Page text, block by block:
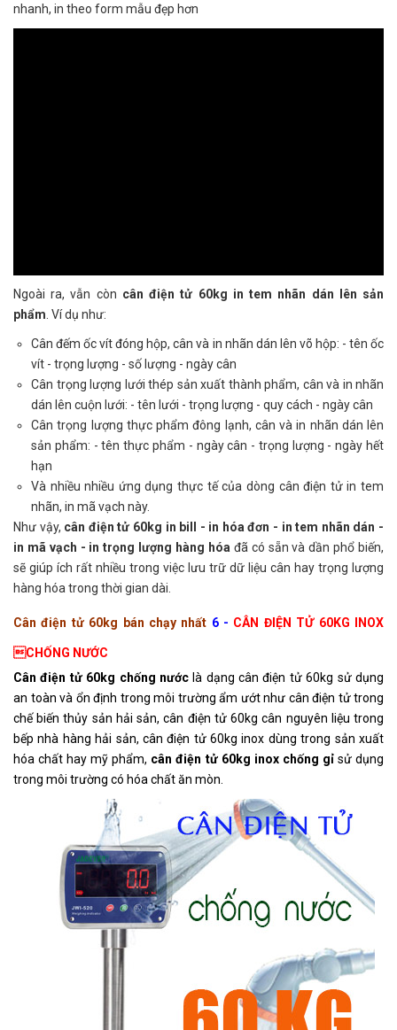
nhanh, in theo form mẫu đẹp hơn
Ngoài ra, vẫn còn cân điện tử 60kg in tem nhãn dán lên sản
phẩm . Ví dụ như:
Cân đếm ốc vít đóng hộp, cân và in nhãn dán lên võ hộp: - tên ốc
vít - trọng lượng - số lượng - ngày cân
Cân trọng lượng lưới thép sản xuất thành phẩm, cân và in nhãn
dán lên cuộn lưới: - tên lưới - trọng lượng - quy cách - ngày cân
Cân trọng lượng thực phẩm đông lạnh, cân và in nhãn dán lên
sản phẩm: - tên thực phẩm - ngày cân - trọng lượng - ngày hết
hạn
Và nhiều nhiều ứng dụng thực tế của dòng cân điện tử in tem
nhãn, in mã vạch này.
Như vậy, cân điện tử 60kg in bill - in hóa đơn - in tem nhãn dán -
in mã vạch - in trọng lượng hàng hóa đã có sẵn và dần phổ biến,
sẽ giúp ích rất nhiều trong việc lưu trữ dữ liệu cân hay trọng lượng
hàng hóa trong thời gian dài.
Cân điện tử 60kg bán chạy nhất 6 - CÂN ĐIỆN TỬ 60KG INOX
CHỐNG NƯỚC
Cân điện tử 60kg chống nướclà dạng cân điện tử 60kg sử dụng
an toàn và ổn định trong môi trường ẩm ướt như cân điện tử trong
chế biến thủy sản hải sản, cân điện tử 60kg cân nguyên liệu trong
bếp nhà hàng hải sản, cân điện tử 60kg inox dùng trong sản xuất
hóa chất hay mỹ phẩm, cân điện tử 60kg inox chống gỉsử dụng
trong môi trường có hóa chất ăn mòn.